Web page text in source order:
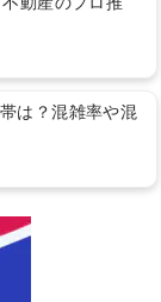
は？混雑率や混